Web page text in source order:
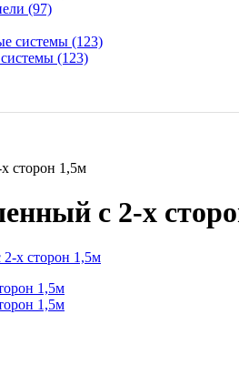
(97)
(123)
сторон 1,5м
с 2-х